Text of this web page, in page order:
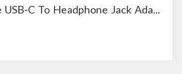
Original Apple USB-C To Headphone Jack Adapter
View Detail